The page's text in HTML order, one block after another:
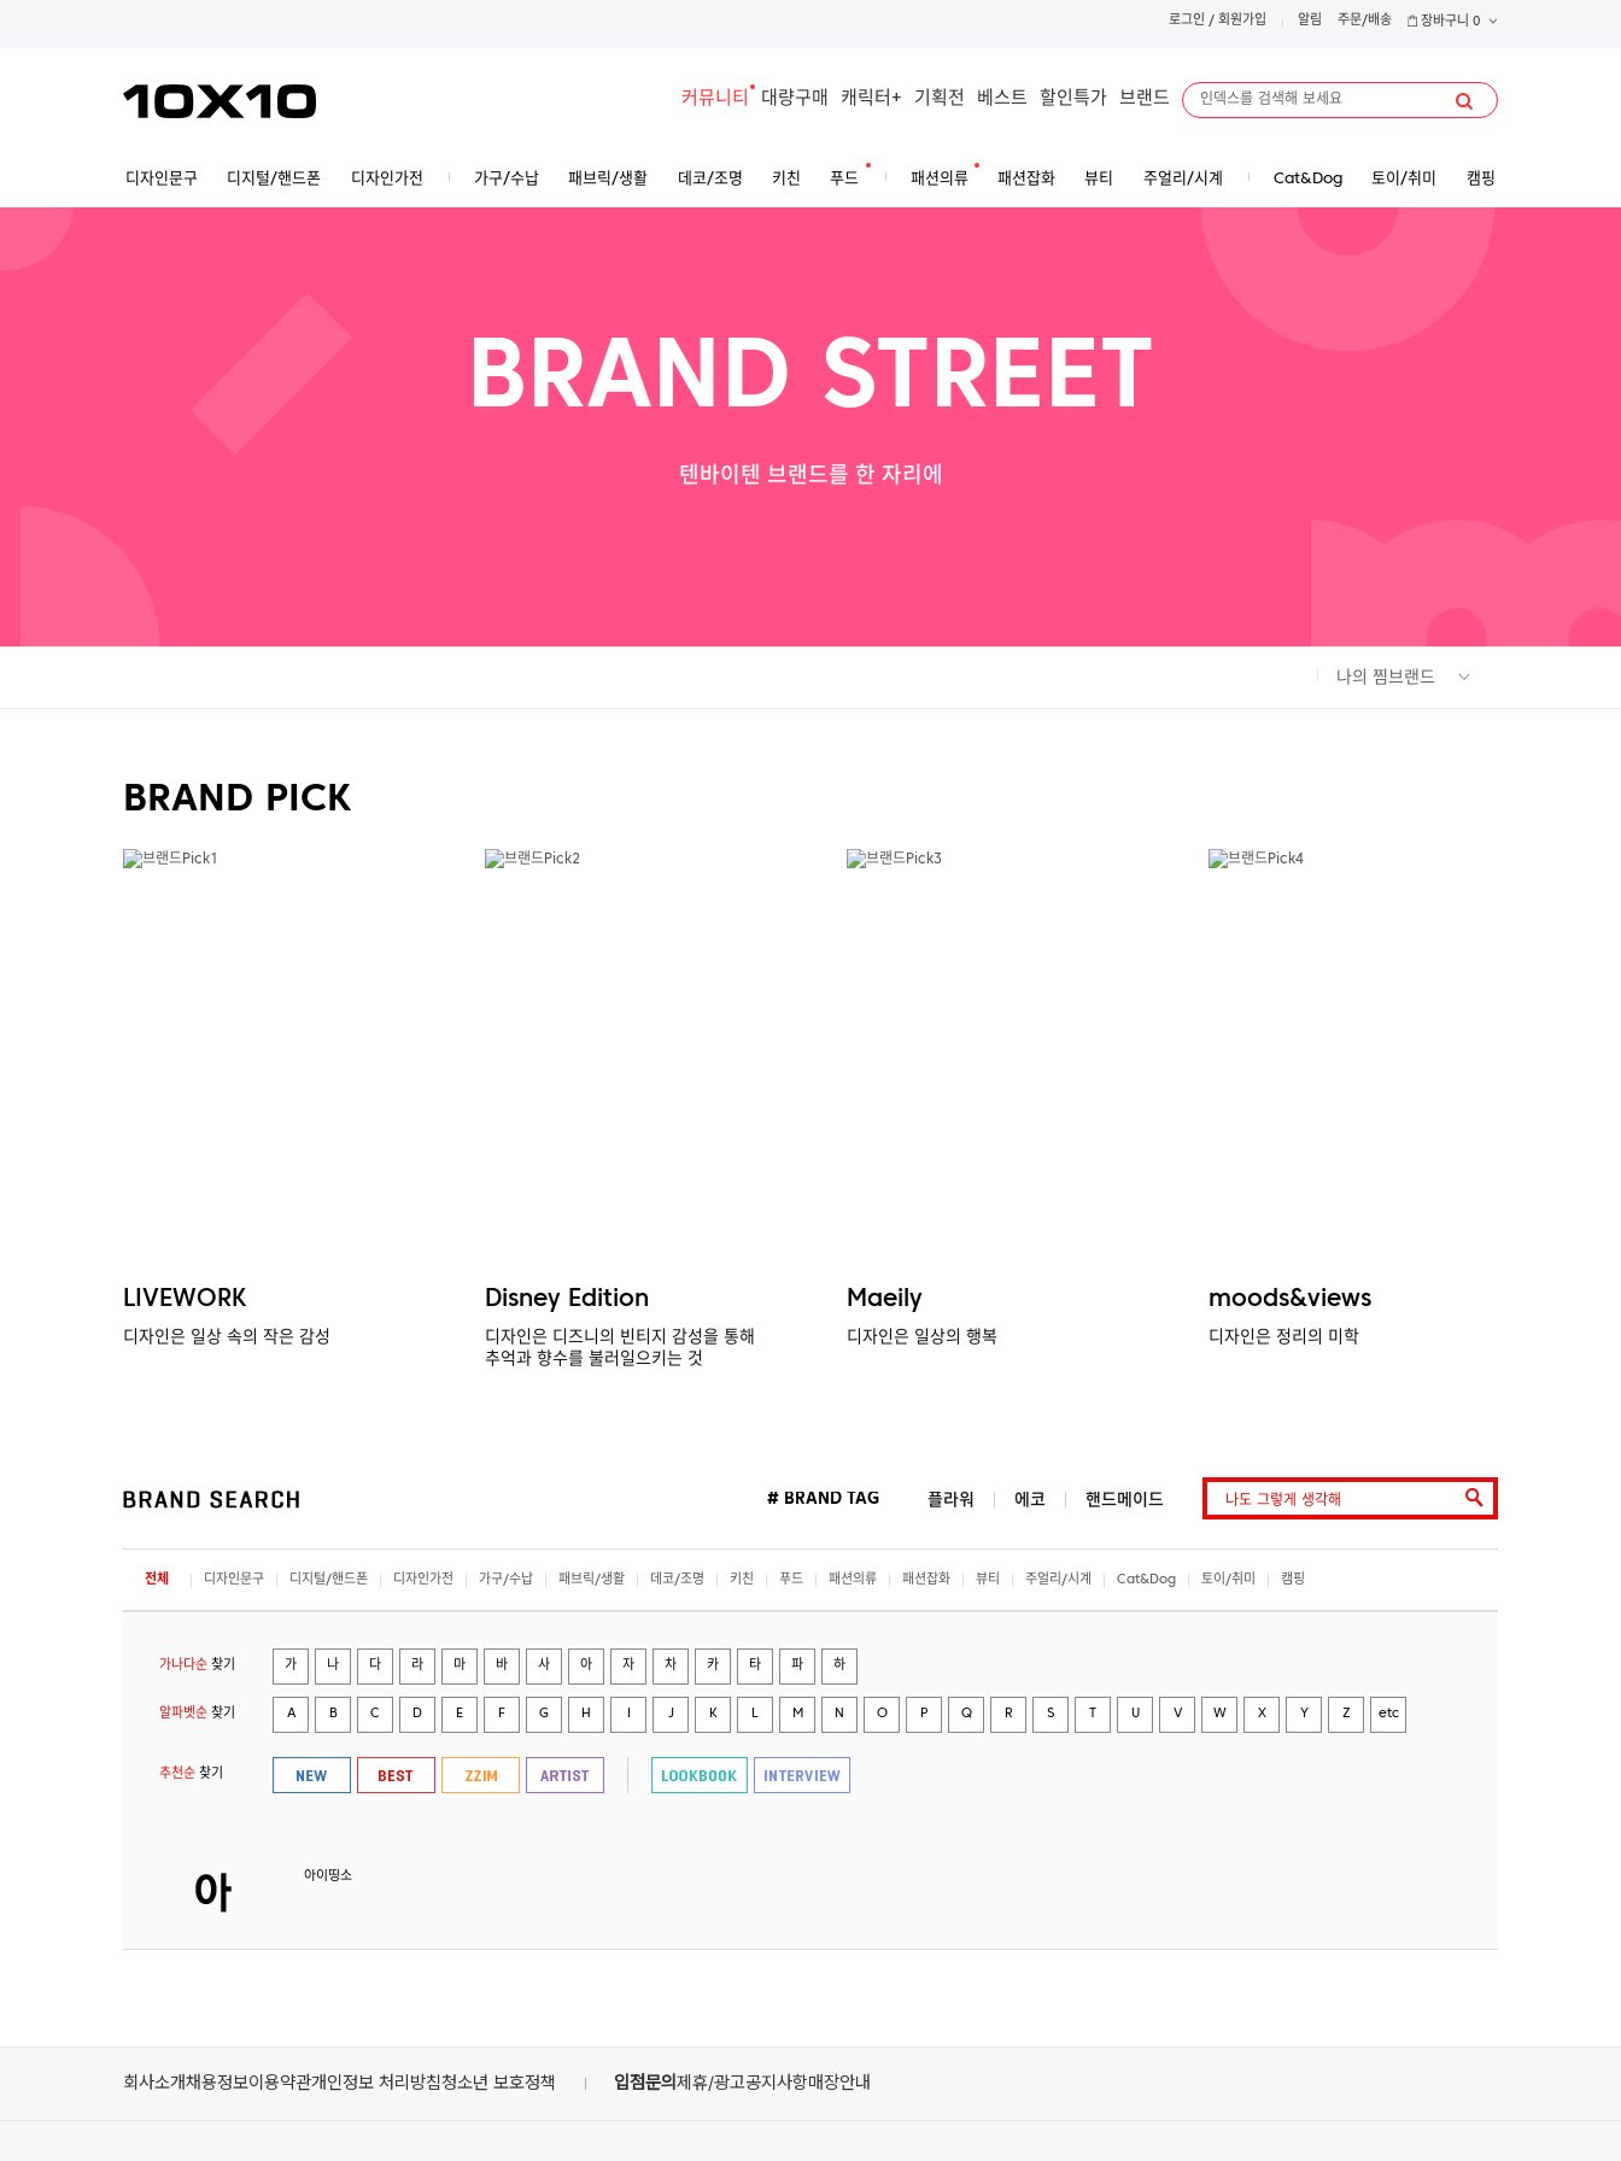
로그인 / 회원가입 알림 주문/배송 장바구니 0
커뮤니티 대량구매 캐릭터+ 기획전 베스트 할인특가 브랜드
디자인문구 디지털/핸드폰 디자인가전 가구/수납 패브릭/생활 데코/조명 키친 푸드 패션의류 패션잡화 뷰티 주얼리/시계 Cat&Dog 토이/취미 캠핑
BRAND STREET
텐바이텐 브랜드를 한 자리에
나의 찜브랜드
BRAND PICK
LIVEWORK
디자인은 일상 속의 작은 감성
Disney Edition
디자인은 디즈니의 빈티지 감성을 통해
추억과 향수를 불러일으키는 것
Maeily
디자인은 일상의 행복
moods&views
디자인은 정리의 미학
# BRAND TAG 플라워 에코 핸드메이드
전체 디자인문구 디지털/핸드폰 디자인가전 가구/수납 패브릭/생활 데코/조명 키친 푸드 패션의류 패션잡화 뷰티 주얼리/시계 Cat&Dog 토이/취미 캠핑
가나다순 찾기 가 나 다 라 마 바 사 아 자 차 카 타 파 하
알파벳순 찾기 A B C D E F G H J K L M N O P Q R S U V W X Y Z etc
추천순 찾기
아이띵소
회사소개채용정보이용약관개인정보 처리방침청소년 보호정책 입점문의제휴/광고공지사항매장안내